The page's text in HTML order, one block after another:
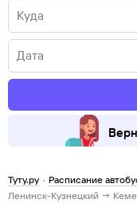
Туту.ру · Расписание
Ленинск-Кузнецкий →